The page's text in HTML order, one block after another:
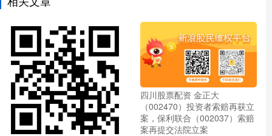
四川股票配资 金正大
（002470）投资者索赔再获立
案，保利联合（002037）索赔
案再提交法院立案